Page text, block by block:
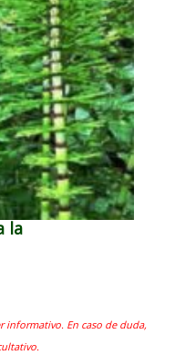
la
informativo. En caso de duda,